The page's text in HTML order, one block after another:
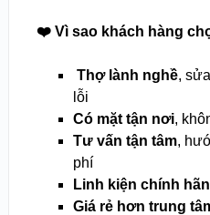
❤️ Vì sao khách hàng
Thợ lành nghề,
lỗi
Có mặt tận nơi,
Tư vấn tận tâm,
phí
Linh kiện chính
Giá rẻ hơn trung